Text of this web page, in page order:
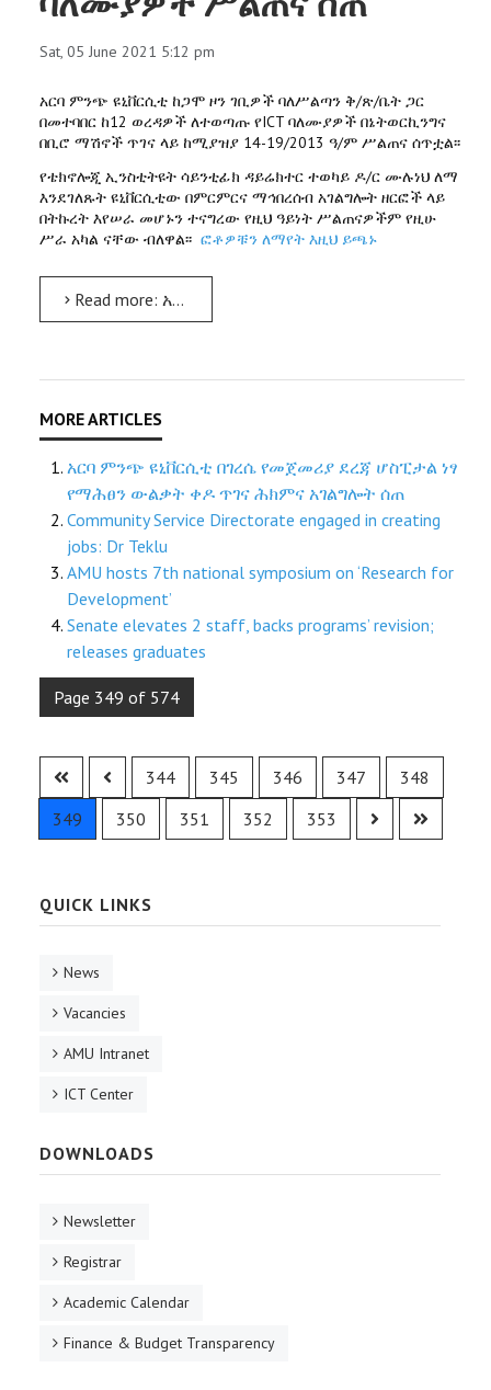
Sat, 05 June 2021 5:12 pm
አርባ ምንጭ ዩኒቨርሲቲ ከጋሞ ዞን ገቢዎች ባለሥልጣን ቅ/ጽ/ቤት ጋር
በመተባበር ከ12 ወረዳዎች ለተወጣጡ የICT ባለሙያዎች በኔትወርኪንግና
በቢሮ ማሽኖች ጥገና ላይ ከሚያዝያ 14-19/2013 ዓ/ም ሥልጠና ሰጥቷል፡፡
የቴክኖሎጂ ኢንስቲትዩት ሳይንቲፊክ ዳይሬክተር ተወካይ ዶ/ር ሙሉነህ ለማ
እንደገለጹት ዩኒቨርሲቲው በምርምርና ማኅበረሰብ አገልግሎት ዘርፎች ላይ
በትኩረት እየሠራ መሆኑን ተናግረው የዚህ ዓይነት ሥልጠናዎችም የዚሁ
ሥራ አካል ናቸው ብለዋል፡፡ ፎቶዎቹን ለማየት እዚህ ይጫኑ
Read more: አርባ ምንጭ ዩኒቨርሲቲ ከጋሞ ዞን ገቢዎች ባለሥልጣን ቅርንጫፍ ጽ/ቤት ICT ባለሙያዎች ሥልጠና ሰጠ
አርባ ምንጭ ዩኒቨርሲቲ በገረሴ የመጀመሪያ ደረጃ ሆስፒታል ነፃ
የማሕፀን ውልቃት ቀዶ ጥገና ሕክምና አገልግሎት ሰጠ
Community Service Directorate engaged in creating
jobs: Dr Teklu
AMU hosts 7th national symposium on ‘Research for
Development’
Senate elevates 2 staff, backs programs’ revision;
releases graduates
Page 349 of 574
344 345 346 347
348
349
350 351 352 353
QUICK LINKS
News
Vacancies
AMU Intranet
ICT Center
DOWNLOADS
Newsletter
Registrar
Academic Calendar
Finance & Budget Transparency